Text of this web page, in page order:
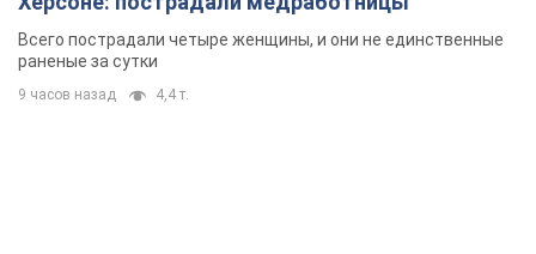
Всего пострадали четыре женщины, и они не единственные
раненые за сутки
9 часов назад 4,4 т.